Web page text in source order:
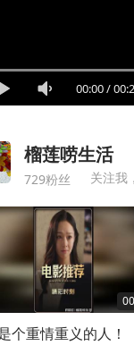
00:00/
榴莲唠生活
729粉丝 关注我
个重情重义的人！